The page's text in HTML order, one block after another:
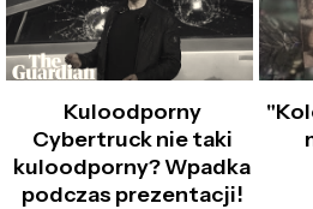
Kuloodporny
Cybertruck nie taki
kuloodporny? Wpadka
podczas prezentacji!